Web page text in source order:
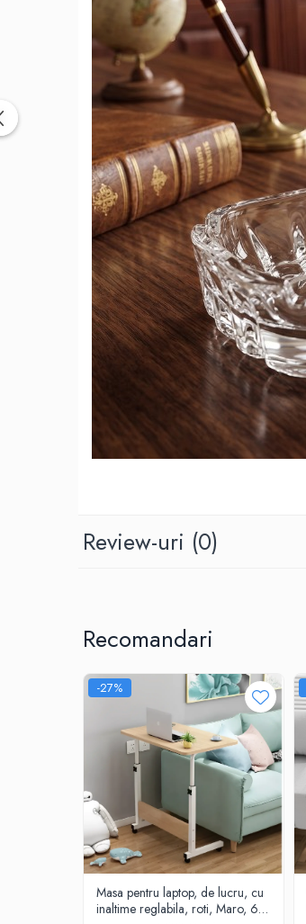
Review-uri (0)
Recomandari
-27%
Masa pentru laptop, de lucru, cu
inaltime reglabila, roti, Maro, 60